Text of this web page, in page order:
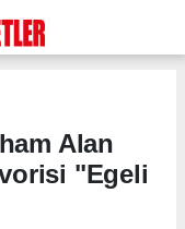
Alan
"Egeli